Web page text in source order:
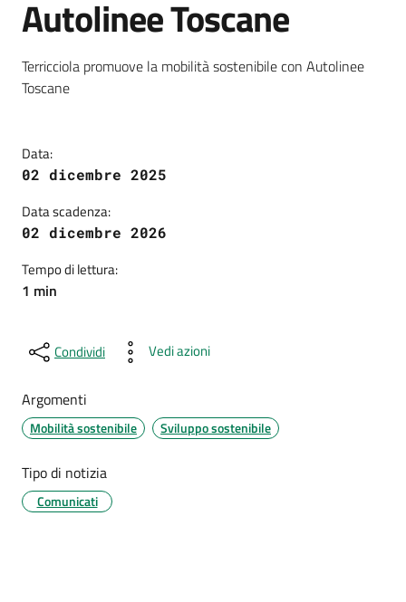
Autolinee Toscane
Dettagli della notizia
Terricciola promuove la mobilità sostenibile con Autolinee
Toscane
Data:
02 dicembre 2025
Data scadenza:
02 dicembre 2026
Tempo di lettura:
1 min
Condividi Vedi azioni
Argomenti
Mobilità sostenibile Sviluppo sostenibile
Tipo di notizia
Comunicati